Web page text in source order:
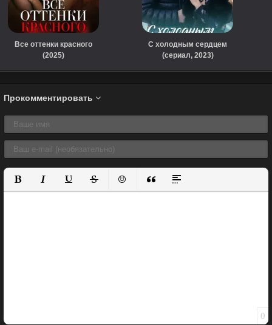
Все оттенки красного
(2025)
С холодным сердцем
(сериал, 2023)
Прокомментировать
Полужирный
КурсивПодчеркнутый
ЗачеркнутыйВставить смайлик
Вставка цитаты
Вставка спойлера
0